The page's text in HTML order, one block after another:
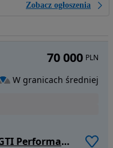
Zobacz ogłoszenia
Volkswagen Golf 2.0 TSI BMT GTI Performance
70 000 PLN
W granicach średniej